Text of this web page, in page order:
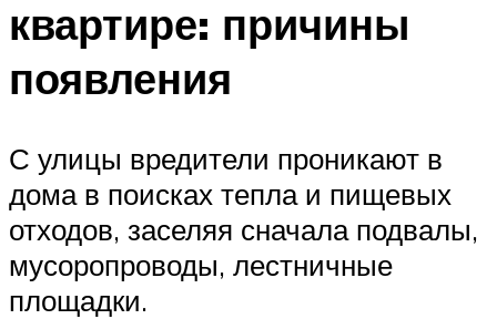
квартире: причины
появления
С улицы вредители проникают в
дома в поисках тепла и пищевых
отходов, заселяя сначала подвалы,
мусоропроводы, лестничные
площадки.